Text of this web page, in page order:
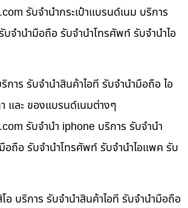
รับจำนำกระเป๋าแบรนด์เนม บริการ
บจำนำมือถือ รับจำนำโทรศัพท์ รับจำนำไอ
การ รับจำนำสินค้าไอที รับจำนำมือถือ ไอ
และ ของแบรนด์เนมต่างๆ
รับจำนำ iphone บริการ รับจำนำ
อถือ รับจำนำโทรศัพท์ รับจำนำไอแพค รับ
อ บริการ รับจำนำสินค้าไอที รับจำนำมือถือ